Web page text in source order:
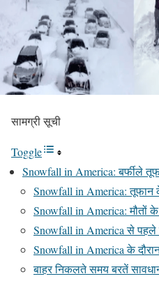
सामग्री सूची
Toggle
Snowfall in America: बर्फीले
Snowfall in America:
Snowfall in America: मौतों
Snowfall in America से पहले
Snowfall in America के
बाहर निकलते समय बरतें